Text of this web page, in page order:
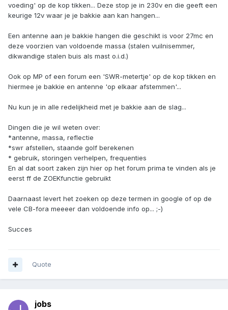
voeding' op de kop tikken... Deze stop je in 230v en die geeft een
keurige 12v waar je je bakkie aan kan hangen...
Een antenne aan je bakkie hangen die geschikt is voor 27mc en
deze voorzien van voldoende massa (stalen vuilnisemmer,
dikwandige stalen buis als mast o.i.d.)
Ook op MP of een forum een 'SWR-metertje' op de kop tikken en
hiermee je bakkie en antenne 'op elkaar afstemmen'...
Nu kun je in alle redelijkheid met je bakkie aan de slag...
Dingen die je wil weten over:
*antenne, massa, reflectie
*swr afstellen, staande golf berekenen
* gebruik, storingen verhelpen, frequenties
En al dat soort zaken zijn hier op het forum prima te vinden als je
eerst ff de ZOEKfunctie gebruikt
Daarnaast levert het zoeken op deze termen in google of op de
vele CB-fora meeeer dan voldoende info op... ;-)
Succes
Quote
jobs